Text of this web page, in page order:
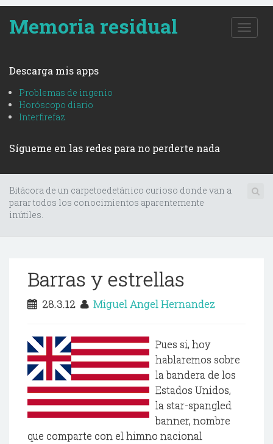
Memoria residual
T
o
t
Descarga mis apps
Problemas de ingenio
Horóscopo diario
Interfirefaz
Sígueme en las redes para no perderte nada
Bitácora de un carpetoedetánico curioso donde van a
parar todos los conocimientos aparentemente
inútiles.
Barras y estrellas
28.3.12 Miguel Angel Hernandez
Pues si, hoy
hablaremos sobre
la bandera de los
Estados Unidos,
la star-spangled
banner, nombre
que comparte con el himno nacional